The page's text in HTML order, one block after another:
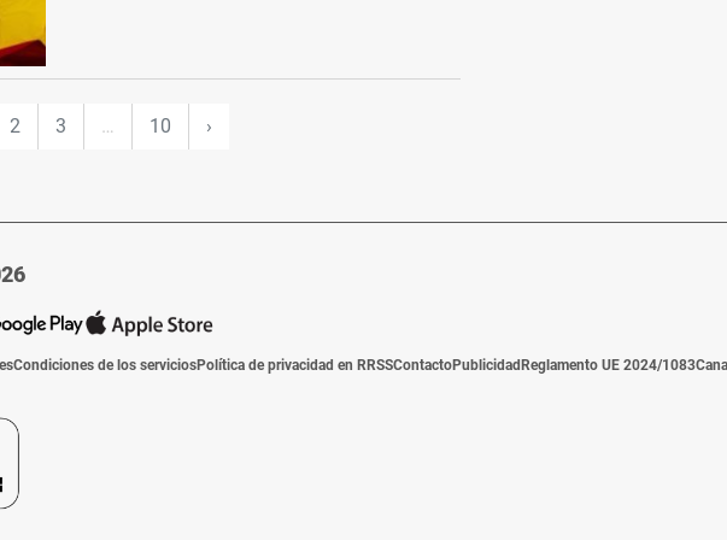
2 3 … 10 ›
Condiciones de los serviciosPolítica de privacidad en RRSSContactoPublicidadReglamento UE 2024/1083